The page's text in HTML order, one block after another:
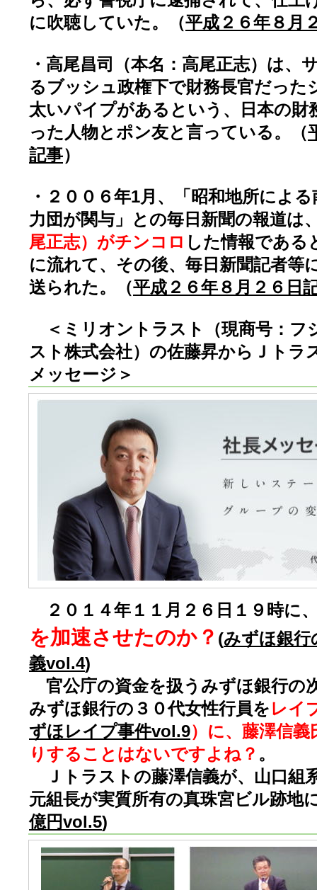
に吹聴していた。（平成２６年８月
・高尾昌司（本名：高尾正志）は、
るブッシュ政権下で財務長官だった
太いパイプがあるという、日本の財
った人物とポン友と言っている。（
記事）
・２００６年1月、「昭和地所によ
力団が関与」との毎日新聞の報道は
尾正志）がチンコロ した情報である
に流れて、その後、毎日新聞記者等
送られた。（平成２６年８月２６日
＜ミリオントラスト（現商号：フ
スト株式会社）の佐藤昇からＪトラ
メッセージ＞
２０１４年１１月２６日１９時に
を加速させたのか？ (みずほ銀行
義vol.4)
官公庁の資金を扱うみずほ銀行の
みずほ銀行の３０代女性行員をレイ
ずほレイプ事件vol.9）に、藤澤信
りすることはないですよね？ 。
Ｊトラストの藤澤信義が、山口組
元組長が実質所有の真珠宮ビル跡地
億円vol.5)